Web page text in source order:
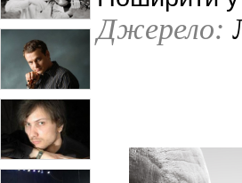
Джерело: